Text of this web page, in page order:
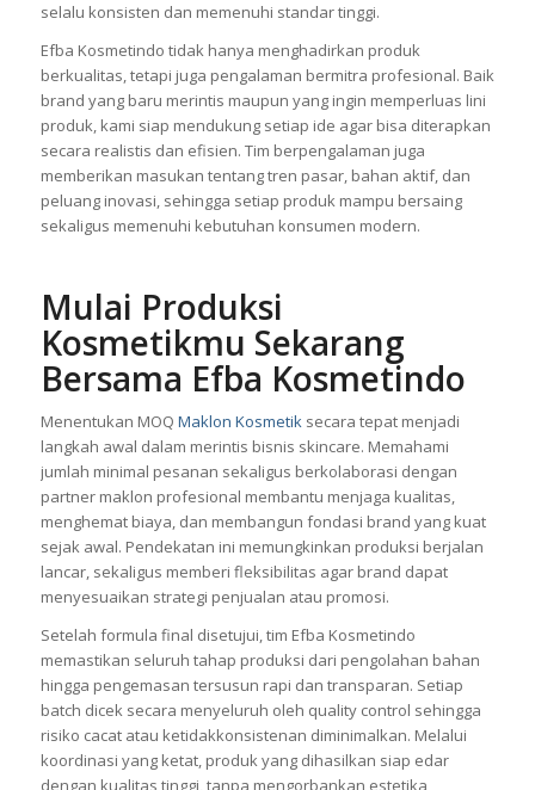
selalu konsisten dan memenuhi standar tinggi.
Efba Kosmetindo tidak hanya menghadirkan produk
berkualitas, tetapi juga pengalaman bermitra profesional. Baik
brand yang baru merintis maupun yang ingin memperluas lini
produk, kami siap mendukung setiap ide agar bisa diterapkan
secara realistis dan efisien. Tim berpengalaman juga
memberikan masukan tentang tren pasar, bahan aktif, dan
peluang inovasi, sehingga setiap produk mampu bersaing
sekaligus memenuhi kebutuhan konsumen modern.
Mulai Produksi
Kosmetikmu Sekarang
Bersama Efba Kosmetindo
Menentukan MOQ Maklon Kosmetik secara tepat menjadi
langkah awal dalam merintis bisnis skincare. Memahami
jumlah minimal pesanan sekaligus berkolaborasi dengan
partner maklon profesional membantu menjaga kualitas,
menghemat biaya, dan membangun fondasi brand yang kuat
sejak awal. Pendekatan ini memungkinkan produksi berjalan
lancar, sekaligus memberi fleksibilitas agar brand dapat
menyesuaikan strategi penjualan atau promosi.
Setelah formula final disetujui, tim Efba Kosmetindo
memastikan seluruh tahap produksi dari pengolahan bahan
hingga pengemasan tersusun rapi dan transparan. Setiap
batch dicek secara menyeluruh oleh quality control sehingga
risiko cacat atau ketidakkonsistenan diminimalkan. Melalui
koordinasi yang ketat, produk yang dihasilkan siap edar